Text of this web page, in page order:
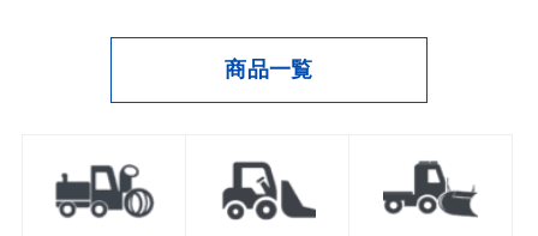
商品一覧